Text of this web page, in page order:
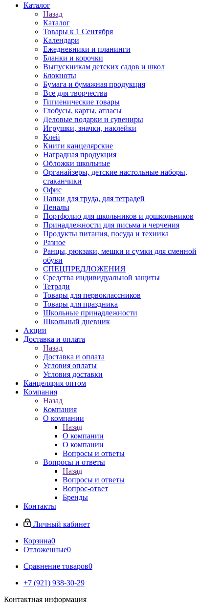
Каталог
Назад
Каталог
Товары к 1 Сентября
Календари
Ежедневники и планинги
Бланки и корочки
Выпускникам детских садов и школ
Блокноты
Бумага и бумажная продукция
Все для творчества
Гигиенические товары
Глобусы, карты, атласы
Деловые подарки и сувениры
Игрушки, значки, наклейки
Клей
Книги канцелярские
Наградная продукция
Обложки школьные
Органайзеры, детские настольные наборы,
стаканчики
Офис
Папки для труда, для тетрадей
Пеналы
Портфолио для школьников и дошкольников
Принадлежности для письма и черчения
Продукты питания, посуда и техника
Разное
Ранцы, рюкзаки, мешки и сумки для сменной
обуви
СПЕЦПРЕДЛОЖЕНИЯ
Средства индивидуальной защиты
Тетради
Товары для первоклассников
Товары для праздника
Школьные принадлежности
Школьный дневник
Акции
Доставка и оплата
Назад
Доставка и оплата
Условия оплаты
Условия доставки
Канцелярия оптом
Компания
Назад
Компания
О компании
Назад
О компании
О компании
Вопросы и ответы
Вопросы и ответы
Назад
Вопросы и ответы
Вопрос-ответ
Бренды
Контакты
Личный кабинет
Корзина0
Отложенные0
Сравнение товаров0
+7 (921) 938-30-29
Контактная информация